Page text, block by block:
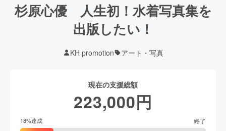
杉原心優 人生初！水着写真集を
出版したい！
KH promotion アート・写真
現在の支援総額
223,000円
18%達成 終了